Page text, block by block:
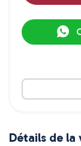
Détails de la